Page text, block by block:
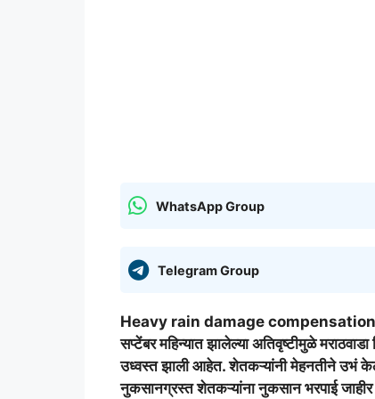
WhatsApp Group
Telegram Group
Heavy rain damage compensation:
सप्टेंबर महिन्यात झालेल्या अतिवृष्टीमुळे
उध्वस्त झाली आहेत. शेतकऱ्यांनी मेहनतीने उभं
नुकसानग्रस्त शेतकऱ्यांना नुकसान भरपाई